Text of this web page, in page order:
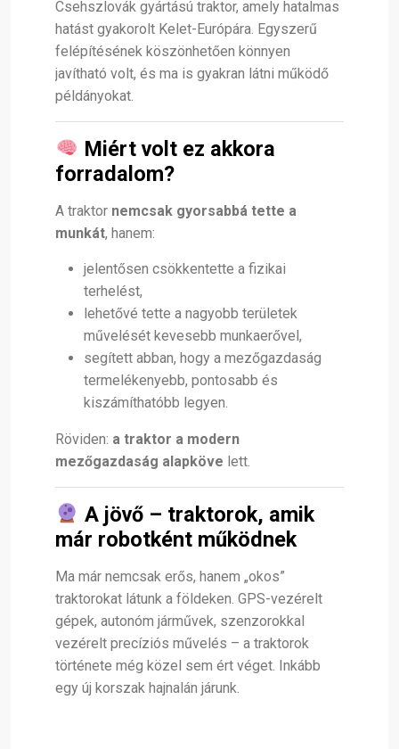
Csehszlovák gyártású traktor, amely hatalmas
hatást gyakorolt Kelet-Európára. Egyszerű
felépítésének köszönhetően könnyen
javítható volt, és ma is gyakran látni működő
példányokat.
Miért volt ez akkora
forradalom?
A traktor nemcsak gyorsabbá tette a
munkát, hanem:
jelentősen csökkentette a fizikai
terhelést,
lehetővé tette a nagyobb területek
művelését kevesebb munkaerővel,
segített abban, hogy a mezőgazdaság
termelékenyebb, pontosabb és
kiszámíthatóbb legyen.
Röviden: a traktor a modern
mezőgazdaság alapköve lett.
A jövő – traktorok, amik
már robotként működnek
Ma már nemcsak erős, hanem „okos”
traktorokat látunk a földeken. GPS-vezérelt
gépek, autonóm járművek, szenzorokkal
vezérelt precíziós művelés – a traktorok
története még közel sem ért véget. Inkább
egy új korszak hajnalán járunk.